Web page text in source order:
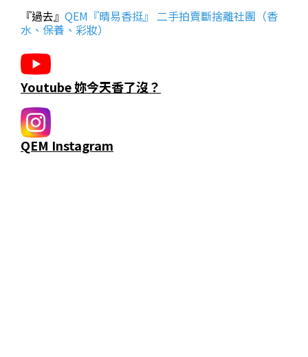
『過去』 QEM『晴易香挺』 二手拍賣斷捨離社團（香
水、保養、彩妝）
Youtube 妳今天香了沒？
QEM Instagram